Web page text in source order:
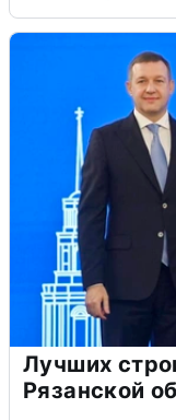
Лучших
Рязанской